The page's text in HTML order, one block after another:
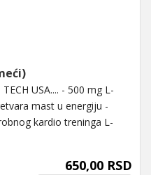
USA.... - 500 mg L-
mast u energiju -
kardio treninga L-
650,00 RSD